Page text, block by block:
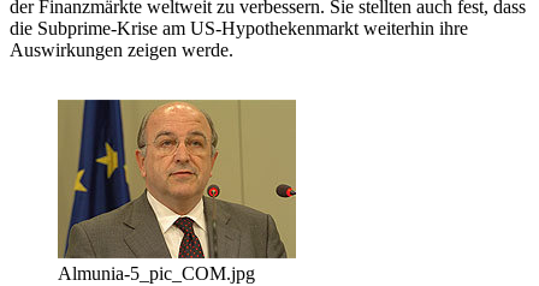
der Finanzmärkte weltweit zu verbessern. Sie stellten auch fest, dass
die Subprime-Krise am US-Hypothekenmarkt weiterhin ihre
Auswirkungen zeigen werde.
Almunia-5_pic_COM.jpg